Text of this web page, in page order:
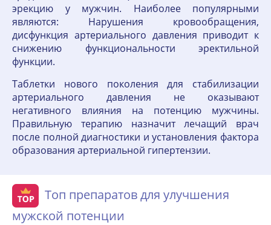
эрекцию у мужчин. Наиболее популярными
являются: Нарушения кровообращения,
дисфункция артериального давления приводит к
снижению функциональности эректильной
функции.
Таблетки нового поколения для стабилизации
артериального давления не оказывают
негативного влияния на потенцию мужчины.
Правильную терапию назначит лечащий врач
после полной диагностики и установления фактора
образования артериальной гипертензии.
Топ препаратов для улучшения
мужской потенции